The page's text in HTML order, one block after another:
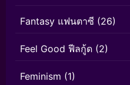
Fantasy แฟนตาซี (26)
Feel Good ฟีลกู้ด (2)
Feminism (1)